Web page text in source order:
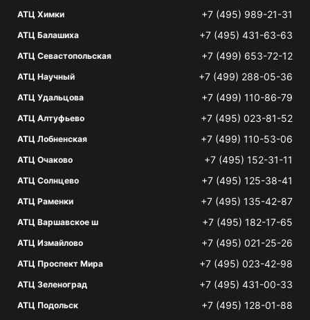
АТЦ Химки +7 (495) 989-21-31
АТЦ Балашиха +7 (495) 431-63-63
АТЦ Севастопольская +7 (499) 653-72-12
АТЦ Научный +7 (499) 288-05-36
АТЦ Удальцова +7 (499) 110-86-79
АТЦ Алтуфьево +7 (495) 023-81-52
АТЦ Лобненская +7 (499) 110-53-06
АТЦ Очаково +7 (495) 152-31-11
АТЦ Солнцево +7 (495) 125-38-41
АТЦ Раменки +7 (495) 135-42-87
АТЦ Варшавское ш +7 (495) 182-17-65
АТЦ Измайлово +7 (495) 021-25-26
АТЦ Проспект Мира +7 (495) 023-42-98
АТЦ Зеленоград +7 (495) 431-00-33
АТЦ Подольск +7 (495) 128-01-88